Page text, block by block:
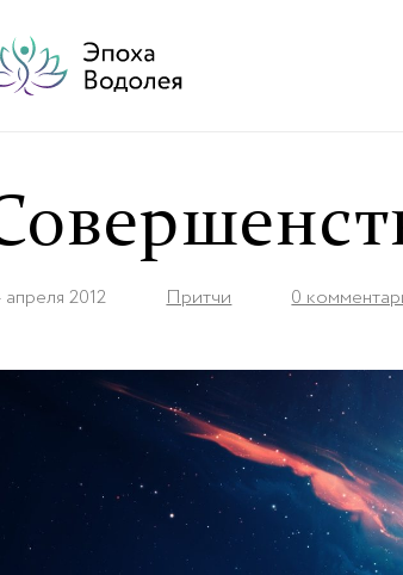
апреля 2012 Притчи 0